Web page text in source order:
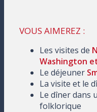
VOUS AIMEREZ :
Les visites de
Washington
Le déjeuner
La visite et le
Le dîner dans
folklorique